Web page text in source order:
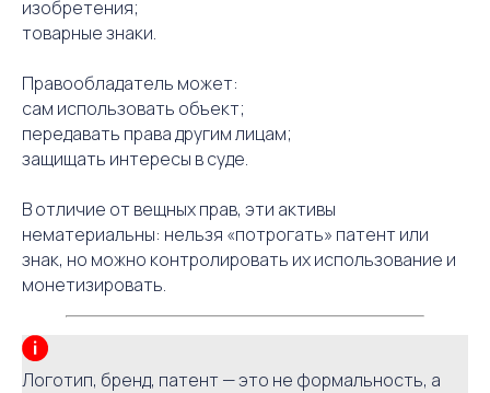
изобретения;
товарные знаки.
Правообладатель может:
сам использовать объект;
передавать права другим лицам;
защищать интересы в суде.
В отличие от вещных прав, эти активы
нематериальны: нельзя «потрогать» патент или
знак, но можно контролировать их использование и
монетизировать.
Логотип, бренд, патент — это не формальность, а